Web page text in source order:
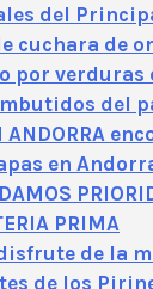
del
cuchara de
por verduras
del
ANDORRA
en
PRIMA
de la
de los